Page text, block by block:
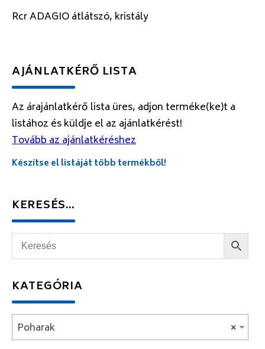
Rcr ADAGIO átlátszó, kristály
AJÁNLATKÉRŐ LISTA
Az árajánlatkérő lista üres, adjon terméke(ke)t a
listához és küldje el az ajánlatkérést!
Tovább az ajánlatkéréshez
Készítse el listáját több termékből!
KERESÉS…
KATEGÓRIA
×
Poharak